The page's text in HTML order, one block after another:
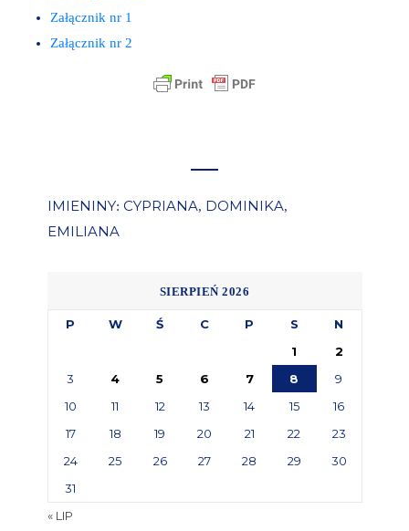
Załącznik nr 1
Załącznik nr 2
IMIENINY: CYPRIANA, DOMINIKA,
EMILIANA
SIERPIEŃ 2026
P W Ś C P S
N
1
2
3
4 5 6 7 8
9
10
11 12 13 14 15
16
17
18 19 20 21 22
23
24
25 26 27 28 29
30
31
« LIP